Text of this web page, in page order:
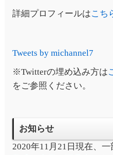
詳細プロフィールはこち
Tweets by michannel7
※Twitterの埋め込み方は
をご参照ください。
お知らせ
2020年11月21日現在、